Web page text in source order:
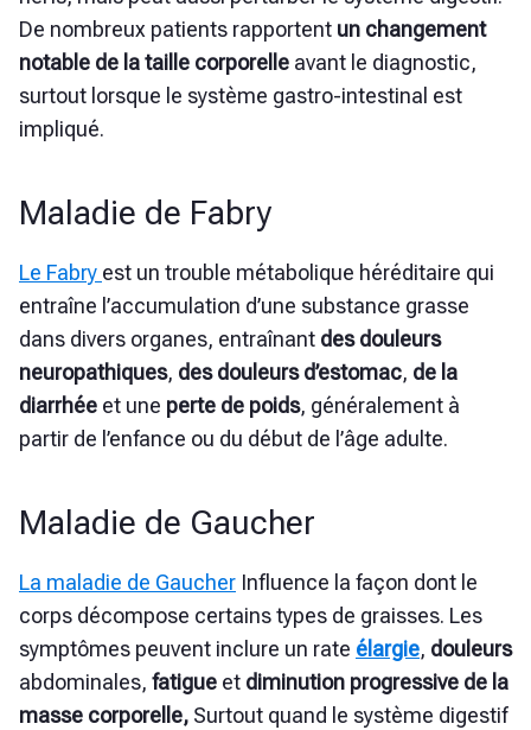
De nombreux patients rapportent un changement
notable de la taille corporelle avant le diagnostic,
surtout lorsque le système gastro-intestinal est
impliqué.
Maladie de Fabry
Le Fabry est un trouble métabolique héréditaire qui
entraîne l’accumulation d’une substance grasse
dans divers organes, entraînant des douleurs
neuropathiques, des douleurs d’estomac, de la
diarrhée et une perte de poids, généralement à
partir de l’enfance ou du début de l’âge adulte.
Maladie de Gaucher
La maladie de Gaucher Influence la façon dont le
corps décompose certains types de graisses. Les
symptômes peuvent inclure un rate élargie, douleurs
abdominales, fatigue et diminution progressive de la
masse corporelle, Surtout quand le système digestif